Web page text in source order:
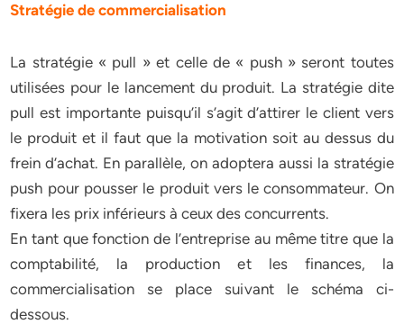
Stratégie de commercialisation
La stratégie « pull » et celle de « push » seront toutes
utilisées pour le lancement du produit. La stratégie dite
pull est importante puisqu’il s’agit d’attirer le client vers
le produit et il faut que la motivation soit au dessus du
frein d’achat. En parallèle, on adoptera aussi la stratégie
push pour pousser le produit vers le consommateur. On
fixera les prix inférieurs à ceux des concurrents.
En tant que fonction de l’entreprise au même titre que la
comptabilité, la production et les finances, la
commercialisation se place suivant le schéma ci-
dessous.